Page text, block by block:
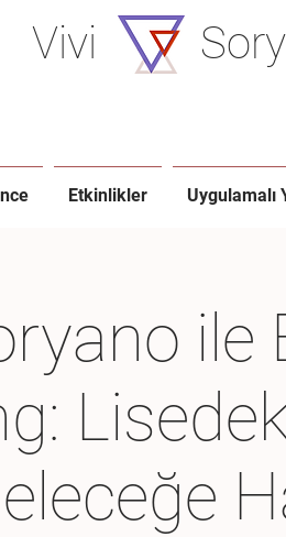
Vivi
Etkinlikler Uygulamalı
ile